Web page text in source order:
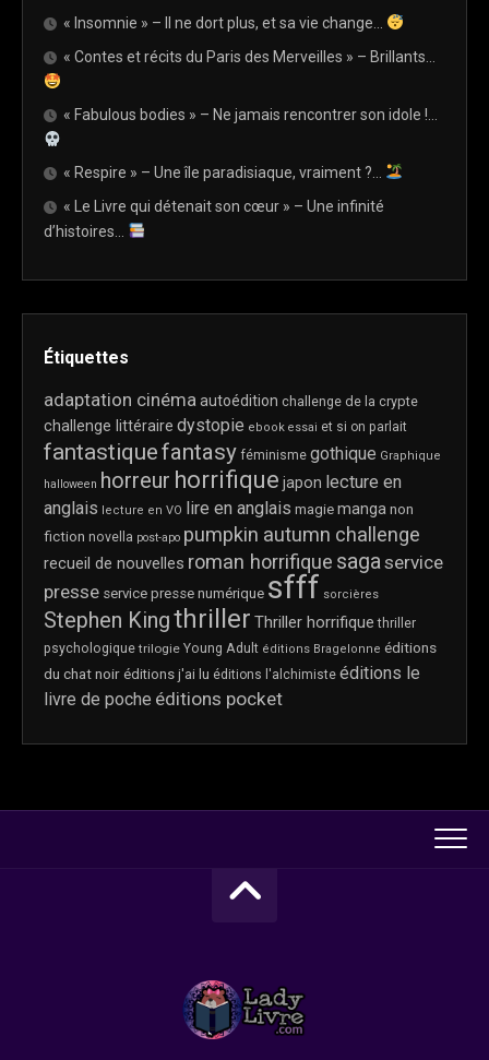
« Insomnie » – Il ne dort plus, et sa vie change…
« Contes et récits du Paris des Merveilles » – Brillants…
« Fabulous bodies » – Ne jamais rencontrer son idole !…
« Respire » – Une île paradisiaque, vraiment ?…
« Le Livre qui détenait son cœur » – Une infinité
d’histoires…
Étiquettes
adaptation cinémaautoédition challenge de la crypte
challenge littéraire dystopie ebook essai et si on parlait
fantastiquefantasy féminisme gothique Graphique
halloween horreur horrifique japon lecture en
anglais lecture en VO lire en anglais magie manga non
fiction novella post-apo pumpkin autumn challenge
recueil de nouvelles roman horrifique sagaservice
presse service presse numérique sfff sorcières
Stephen Kingthriller Thriller horrifique thriller
psychologique trilogie Young Adult éditions Bragelonne éditions
du chat noir éditions j'ai lu éditions l'alchimiste éditions le
livre de poche éditions pocket